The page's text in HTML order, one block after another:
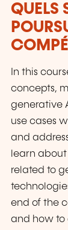
QUELS
In this
concepts,
generative
use cases
and
learn
related to
end of the
and how to